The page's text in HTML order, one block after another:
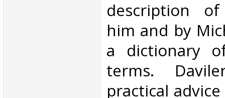
description
him and by
a dictionary
terms.
practical